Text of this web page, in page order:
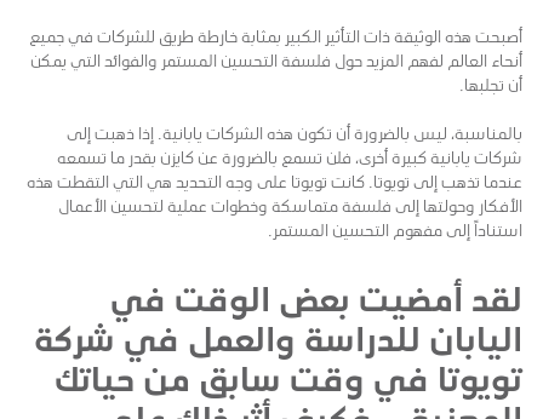
أصبحت هذه الوثيقة ذات التأثير الكبير بمثابة خارطة طريق للشركات في جميع
أنحاء العالم لفهم المزيد حول فلسفة التحسين المستمر والفوائد التي يمكن
أن تجلبها.
بالمناسبة، ليس بالضرورة أن تكون هذه الشركات يابانية. إذا ذهبت إلى
شركات يابانية كبيرة أخرى، فلن تسمع بالضرورة عن كايزن بقدر ما تسمعه
عندما تذهب إلى تويوتا. كانت تويوتا على وجه التحديد هي التي التقطت هذه
الأفكار وحولتها إلى فلسفة متماسكة وخطوات عملية لتحسين الأعمال
استناداً إلى مفهوم التحسين المستمر.
لقد أمضيت بعض الوقت في
اليابان للدراسة والعمل في شركة
تويوتا في وقت سابق من حياتك